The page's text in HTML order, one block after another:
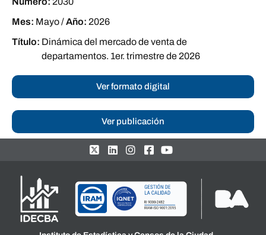
Mes: Mayo/Año: 2026
Título: Dinámica del mercado de venta de
departamentos. 1er. trimestre de 2026
Ver formato digital
Ver publicación